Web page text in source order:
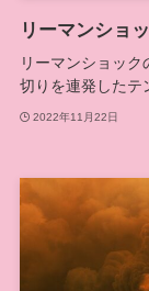
リーマンショ
リーマンショッ
切りを連発したテ
2022年11月22日